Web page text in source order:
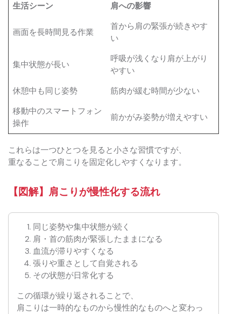
生活シーン 肩への影響
画面を長時間見る作業
首から肩の緊張が続きやす
い
集中状態が長い
呼吸が浅くなり肩が上がり
やすい
休憩中も同じ姿勢
筋肉が緩む時間が少ない
移動中のスマートフォン
操作
前かがみ姿勢が増えやすい
これらは一つひとつを見ると小さな習慣ですが、
重なることで肩こりを固定化しやすくなります。
【図解】肩こりが慢性化する流れ
同じ姿勢や集中状態が続く
肩・首の筋肉が緊張したままになる
血流が滞りやすくなる
張りや重さとして自覚される
その状態が日常化する
この循環が繰り返されることで、
肩こりは一時的なものから慢性的なものへと変わっ